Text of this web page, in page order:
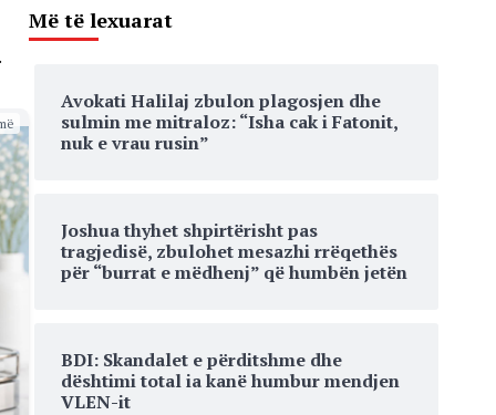
Më të lexuarat
Avokati Halilaj zbulon plagosjen dhe
sulmin me mitraloz: “Isha cak i Fatonit,
nuk e vrau rusin”
Joshua thyhet shpirtërisht pas
tragjedisë, zbulohet mesazhi rrëqethës
për “burrat e mëdhenj” që humbën jetën
BDI: Skandalet e përditshme dhe
dështimi total ia kanë humbur mendjen
VLEN-it